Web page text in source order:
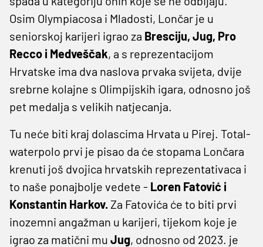
Osim Olympiacosa i Mladosti, Lončar je u
seniorskoj karijeri igrao za Bresciju, Jug, Pro
Recco i Medveščak, a s reprezentacijom
Hrvatske ima dva naslova prvaka svijeta, dvije
srebrne kolajne s Olimpijskih igara, odnosno još
pet medalja s velikih natjecanja.
Tu neće biti kraj dolascima Hrvata u Pirej. Total-
waterpolo prvi je pisao da će stopama Lončara
krenuti još dvojica hrvatskih reprezentativaca i
to naše ponajbolje vedete - Loren Fatović i
Konstantin Harkov. Za Fatovića će to biti prvi
inozemni angažman u karijeri, tijekom koje je
igrao za matični mu Jug, odnosno od 2023. je